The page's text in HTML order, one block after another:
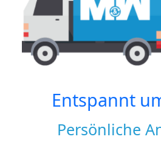
Entspannt
Persönliche